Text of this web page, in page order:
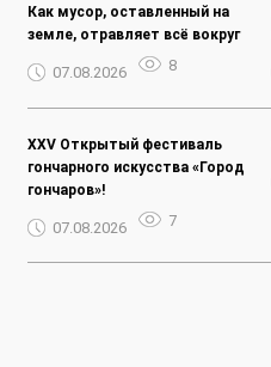
Как мусор, оставленный на
земле, отравляет всё вокруг
07.08.2026 8
XXV Открытый фестиваль
гончарного искусства «Город
гончаров»!
07.08.2026 7